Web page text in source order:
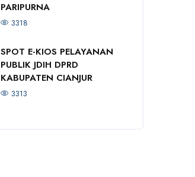
PARIPURNA
3318
SPOT E-KIOS PELAYANAN
PUBLIK JDIH DPRD
KABUPATEN CIANJUR
3313